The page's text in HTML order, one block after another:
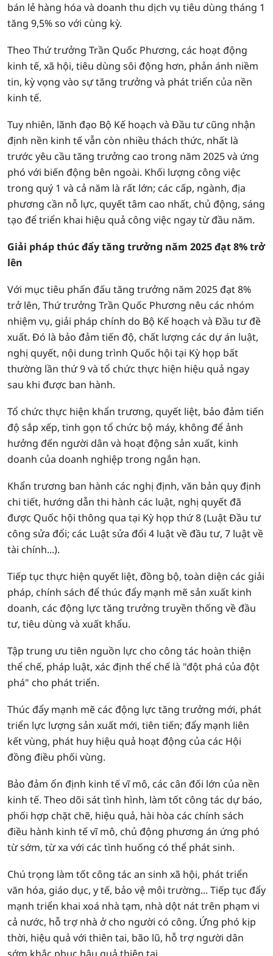
bán lẻ hàng hóa và doanh thu dịch vụ tiêu dùng tháng 1
tăng 9,5% so với cùng kỳ.
Theo Thứ trưởng Trần Quốc Phương, các hoạt động
kinh tế, xã hội, tiêu dùng sôi động hơn, phản ánh niềm
tin, kỳ vọng vào sự tăng trưởng và phát triển của nền
kinh tế.
Tuy nhiên, lãnh đạo Bộ Kế hoạch và Đầu tư cũng nhận
định nền kinh tế vẫn còn nhiều thách thức, nhất là
trước yêu cầu tăng trưởng cao trong năm 2025 và ứng
phó với biến động bên ngoài. Khối lượng công việc
trong quý 1 và cả năm là rất lớn; các cấp, ngành, địa
phương cần nỗ lực, quyết tâm cao nhất, chủ động, sáng
tạo để triển khai hiệu quả công việc ngay từ đầu năm.
Giải pháp thúc đẩy tăng trưởng năm 2025 đạt 8% trở
lên
Với mục tiêu phấn đấu tăng trưởng năm 2025 đạt 8%
trở lên, Thứ trưởng Trần Quốc Phương nêu các nhóm
nhiệm vụ, giải pháp chính do Bộ Kế hoạch và Đầu tư đề
xuất. Đó là bảo đảm tiến độ, chất lượng các dự án luật,
nghị quyết, nội dung trình Quốc hội tại Kỳ họp bất
thường lần thứ 9 và tổ chức thực hiện hiệu quả ngay
sau khi được ban hành.
Tổ chức thực hiện khẩn trương, quyết liệt, bảo đảm tiến
độ sắp xếp, tinh gọn tổ chức bộ máy, không để ảnh
hưởng đến người dân và hoạt động sản xuất, kinh
doanh của doanh nghiệp trong ngắn hạn.
Khẩn trương ban hành các nghị định, văn bản quy định
chi tiết, hướng dẫn thi hành các luật, nghị quyết đã
được Quốc hội thông qua tại Kỳ họp thứ 8 (Luật Đầu tư
công sửa đổi; các Luật sửa đổi 4 luật về đầu tư, 7 luật về
tài chính...).
Tiếp tục thực hiện quyết liệt, đồng bộ, toàn diện các giải
pháp, chính sách để thúc đẩy mạnh mẽ sản xuất kinh
doanh, các động lực tăng trưởng truyền thống về đầu
tư, tiêu dùng và xuất khẩu.
Tập trung ưu tiên nguồn lực cho công tác hoàn thiện
thể chế, pháp luật, xác định thể chế là "đột phá của đột
phá" cho phát triển.
Thúc đẩy mạnh mẽ các động lực tăng trưởng mới, phát
triển lực lượng sản xuất mới, tiên tiến; đẩy mạnh liên
kết vùng, phát huy hiệu quả hoạt động của các Hội
đồng điều phối vùng.
Bảo đảm ổn định kinh tế vĩ mô, các cân đối lớn của nền
kinh tế. Theo dõi sát tình hình, làm tốt công tác dự báo,
phối hợp chặt chẽ, hiệu quả, hài hòa các chính sách
điều hành kinh tế vĩ mô, chủ động phương án ứng phó
từ sớm, từ xa với các tình huống có thể phát sinh.
Chú trọng làm tốt công tác an sinh xã hội, phát triển
văn hóa, giáo dục, y tế, bảo vệ môi trường... Tiếp tục đẩy
mạnh triển khai xoá nhà tạm, nhà dột nát trên phạm vi
cả nước, hỗ trợ nhà ở cho người có công. Ứng phó kịp
thời, hiệu quả với thiên tai, bão lũ, hỗ trợ người dân